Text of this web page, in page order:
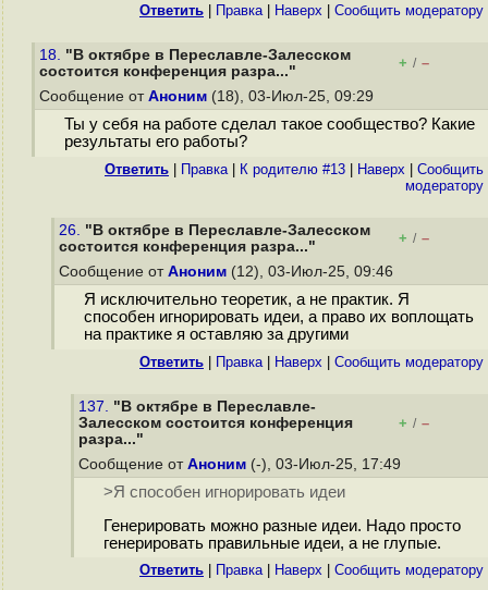
Ответить Правка| Наверх Cообщить модератору
18. "В октябре в Переславле-Залесском
состоится конференция разра..."
+ / –
Сообщение от Аноним (18), 03-Июл-25, 09:29
Ты у себя на работе сделал такое сообщество? Какие
результаты его работы?
Ответить Правка| К родителю #13 Наверх
Cообщить
модератору
26. "В октябре в Переславле-Залесском
состоится конференция разра..."
+ / –
Сообщение от Аноним (12), 03-Июл-25, 09:46
Я исключительно теоретик, а не практик. Я
способен игнорировать идеи, а право их воплощать
на практике я оставляю за другими
Ответить Правка| Наверх Cообщить модератору
137. "В октябре в Переславле-
Залесском состоится конференция
разра..."
+ / –
Сообщение от Аноним (-), 03-Июл-25, 17:49
>Я способен игнорировать идеи
Генерировать можно разные идеи. Надо просто
генерировать правильные идеи, а не глупые.
Ответить Правка| Наверх Cообщить модератору